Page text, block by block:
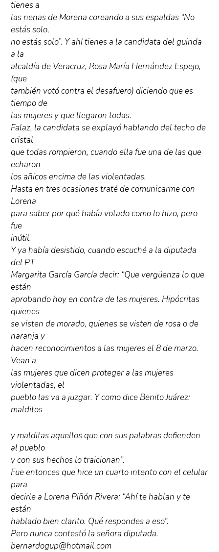
tienes a
las nenas de Morena coreando a sus espaldas “No
estás solo,
no estás solo”. Y ahí tienes a la candidata del guinda
a la
alcaldía de Veracruz, Rosa María Hernández Espejo,
(que
también votó contra el desafuero) diciendo que es
tiempo de
las mujeres y que llegaron todas.
Falaz, la candidata se explayó hablando del techo de
cristal
que todas rompieron, cuando ella fue una de las que
echaron
los añicos encima de las violentadas.
Hasta en tres ocasiones traté de comunicarme con
Lorena
para saber por qué había votado como lo hizo, pero
fue
inútil.
Y ya había desistido, cuando escuché a la diputada
del PT
Margarita García García decir: “Que vergüenza lo que
están
aprobando hoy en contra de las mujeres. Hipócritas
quienes
se visten de morado, quienes se visten de rosa o de
naranja y
hacen reconocimientos a las mujeres el 8 de marzo.
Vean a
las mujeres que dicen proteger a las mujeres
violentadas, el
pueblo las va a juzgar. Y como dice Benito Juárez:
malditos
y malditas aquellos que con sus palabras defienden
al pueblo
y con sus hechos lo traicionan”.
Fue entonces que hice un cuarto intento con el celular
para
decirle a Lorena Piñón Rivera: “Ahí te hablan y te
están
hablado bien clarito. Qué respondes a eso”.
Pero nunca contestó la señora diputada.
bernardogup@hotmail.com